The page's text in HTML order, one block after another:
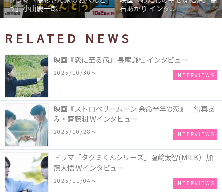
う」小山慶一郎...
石あかり インタ...
RELATED NEWS
映画『恋に至る病』 長尾謙杜 インタビュー
2025/10/30〜 INTERVIEWS
映画『ストロベリームーン 余命半年の恋』 當真あ
み・齋藤潤 Wインタビュー
2025/10/28〜 INTERVIEWS
ドラマ「タクミくんシリーズ」塩﨑太智(M!LK）加
藤大悟 Wインタビュー
2025/11/04〜 INTERVIEWS